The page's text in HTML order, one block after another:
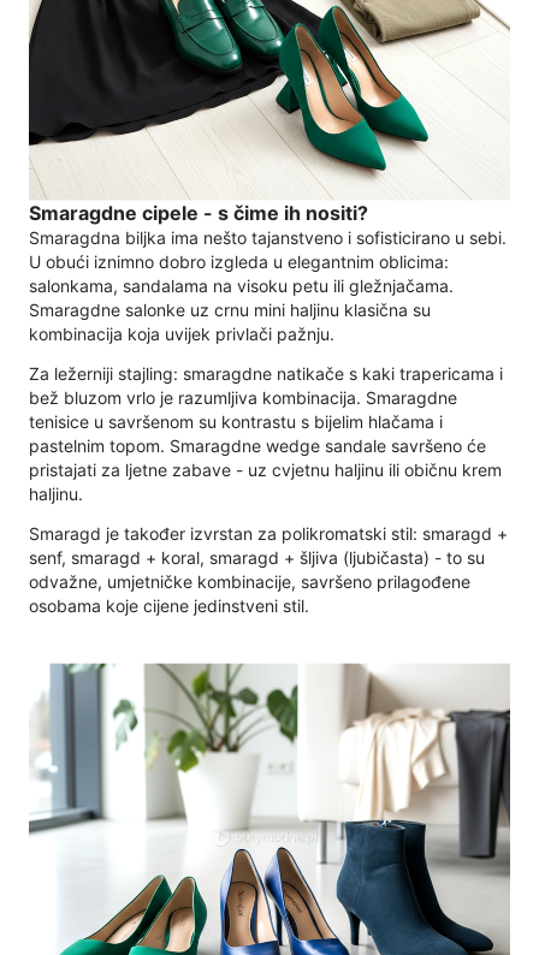
Smaragdne cipele - s čime ih nositi?
Smaragdna biljka ima nešto tajanstveno i sofisticirano u sebi.
U obući iznimno dobro izgleda u elegantnim oblicima:
salonkama, sandalama na visoku petu ili gležnjačama.
Smaragdne salonke uz crnu mini haljinu klasična su
kombinacija koja uvijek privlači pažnju.
Za ležerniji stajling: smaragdne natikače s kaki trapericama i
bež bluzom vrlo je razumljiva kombinacija. Smaragdne
tenisice u savršenom su kontrastu s bijelim hlačama i
pastelnim topom. Smaragdne wedge sandale savršeno će
pristajati za ljetne zabave - uz cvjetnu haljinu ili običnu krem ​​
haljinu.
Smaragd je također izvrstan za polikromatski stil: smaragd +
senf, smaragd + koral, smaragd + šljiva (ljubičasta) - to su
odvažne, umjetničke kombinacije, savršeno prilagođene
osobama koje cijene jedinstveni stil.